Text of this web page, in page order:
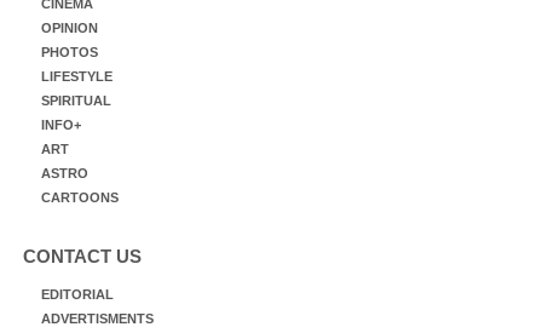
CINEMA
OPINION
PHOTOS
LIFESTYLE
SPIRITUAL
INFO+
ART
ASTRO
CARTOONS
CONTACT US
EDITORIAL
ADVERTISMENTS